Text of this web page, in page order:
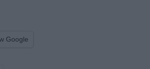
Google